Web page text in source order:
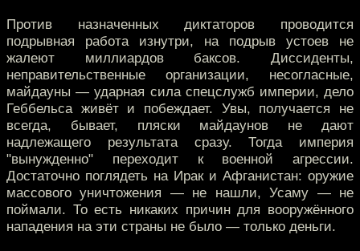
Против назначенных диктаторов проводится
подрывная работа изнутри, на подрыв устоев не
жалеют миллиардов баксов. Диссиденты,
неправительственные организации, несогласные,
майдауны — ударная сила спецслужб империи, дело
Геббельса живёт и побеждает. Увы, получается не
всегда, бывает, пляски майдаунов не дают
надлежащего результата сразу. Тогда империя
"вынужденно" переходит к военной агрессии.
Достаточно поглядеть на Ирак и Афганистан: оружие
массового уничтожения — не нашли, Усаму — не
поймали. То есть никаких причин для вооружённого
нападения на эти страны не было — только деньги.